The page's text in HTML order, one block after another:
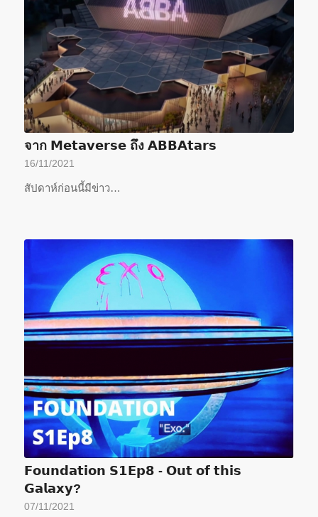
จาก 𝗠𝗲𝘁𝗮𝘃𝗲𝗿𝘀𝗲 ถึง 𝗔𝗕𝗕𝗔𝘁𝗮𝗿𝘀
16/11/2021
สัปดาห์ก่อนนี้มีข่าว…
𝗙𝗼𝘂𝗻𝗱𝗮𝘁𝗶𝗼𝗻 𝗦𝟭𝗘𝗽𝟴 - 𝗢𝘂𝘁 𝗼𝗳 𝘁𝗵𝗶𝘀
𝗚𝗮𝗹𝗮𝘅𝘆?
07/11/2021